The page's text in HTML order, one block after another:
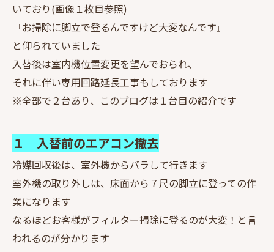
いており(画像１枚目参照)
『お掃除に脚立で登るんですけど大変なんです』
と仰られていました
入替後は室内機位置変更を望んでおられ、
それに伴い専用回路延長工事もしております
※全部で２台あり、このブログは１台目の紹介です
１ 入替前のエアコン撤去
冷媒回収後は、室外機からバラして行きます
室外機の取り外しは、床面から７尺の脚立に登っての作
業になります
なるほどお客様がフィルター掃除に登るのが大変！と言
われるのが分かります